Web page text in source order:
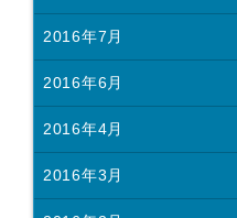
2016年7月
2016年6月
2016年4月
2016年3月